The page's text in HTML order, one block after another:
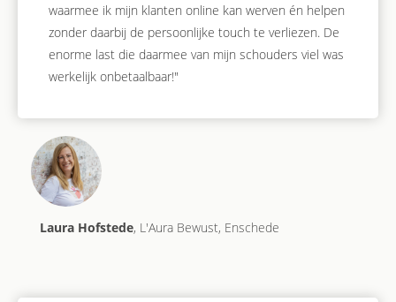
waarmee ik mijn klanten online kan werven én helpen
zonder daarbij de persoonlijke touch te verliezen. De
enorme last die daarmee van mijn schouders viel was
werkelijk onbetaalbaar!"
Laura Hofstede, L'Aura Bewust, Enschede